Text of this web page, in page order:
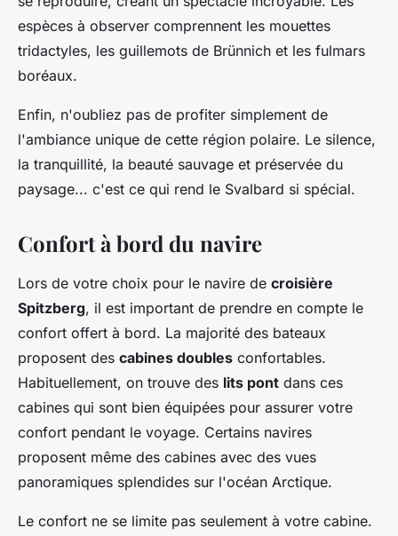
espèces à observer comprennent les mouettes
tridactyles, les guillemots de Brünnich et les fulmars
boréaux.
Enfin, n'oubliez pas de profiter simplement de
l'ambiance unique de cette région polaire. Le silence,
la tranquillité, la beauté sauvage et préservée du
paysage... c'est ce qui rend le Svalbard si spécial.
Confort à bord du navire
Lors de votre choix pour le navire de croisière
Spitzberg, il est important de prendre en compte le
confort offert à bord. La majorité des bateaux
proposent des cabines doubles confortables.
Habituellement, on trouve des lits pont dans ces
cabines qui sont bien équipées pour assurer votre
confort pendant le voyage. Certains navires
proposent même des cabines avec des vues
panoramiques splendides sur l'océan Arctique.
Le confort ne se limite pas seulement à votre cabine.